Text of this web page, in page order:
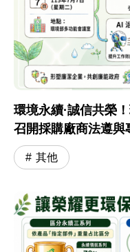
環境永續·誠信共榮
召開採購廠商法遵與
其他